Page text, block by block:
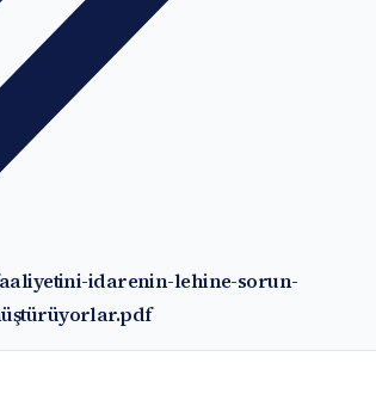
idarenin-lehine-sorun-